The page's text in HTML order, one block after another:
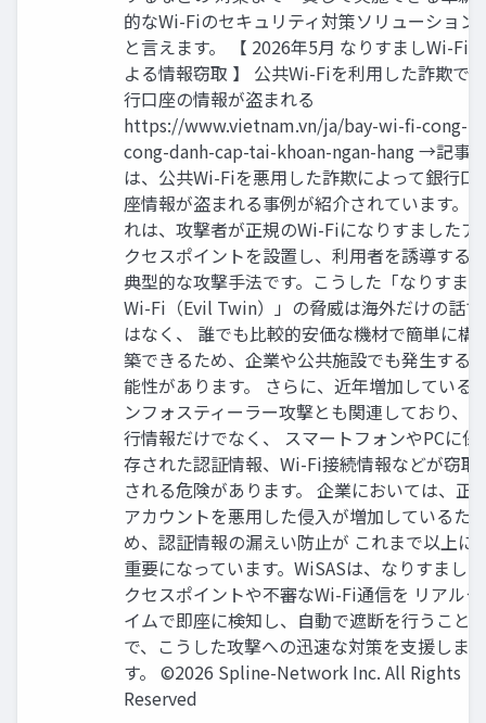
的なWi-Fiのセキュリティ対策ソリューション
と言えます。 【 2026年5月 なりすましWi-Fiに
よる情報窃取 】 公共Wi-Fiを利用した詐欺で銀
行口座の情報が盗まれる
https://www.vietnam.vn/ja/bay-wi-fi-cong-
cong-danh-cap-tai-khoan-ngan-hang →記事
は、公共Wi-Fiを悪用した詐欺によって銀行口
座情報が盗まれる事例が紹介されています。
れは、攻撃者が正規のWi-Fiになりすましたア
クセスポイントを設置し、利用者を誘導する
典型的な攻撃手法です。こうした「なりすまし
Wi-Fi（Evil Twin）」の脅威は海外だけの話で
はなく、 誰でも比較的安価な機材で簡単に構
築できるため、企業や公共施設でも発生する
能性があります。 さらに、近年増加している
ンフォスティーラー攻撃とも関連しており、銀
行情報だけでなく、 スマートフォンやPCに保
存された認証情報、Wi-Fi接続情報などが窃取
される危険があります。 企業においては、正
アカウントを悪用した侵入が増加しているた
め、認証情報の漏えい防止が これまで以上に
重要になっています。WiSASは、なりすましア
クセスポイントや不審なWi-Fi通信を リアルタ
イムで即座に検知し、自動で遮断を行うこと
で、こうした攻撃への迅速な対策を支援しま
す。 ©2026 Spline-Network Inc. All Rights
Reserved